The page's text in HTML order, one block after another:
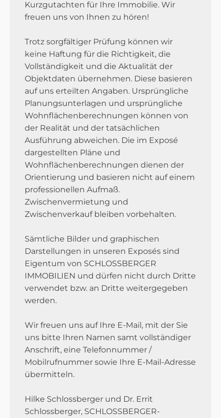
Kurzgutachten für Ihre Immobilie. Wir
freuen uns von Ihnen zu hören!
Trotz sorgfältiger Prüfung können wir
keine Haftung für die Richtigkeit, die
Vollständigkeit und die Aktualität der
Objektdaten übernehmen. Diese basieren
auf uns erteilten Angaben. Ursprüngliche
Planungsunterlagen und ursprüngliche
Wohnflächenberechnungen können von
der Realität und der tatsächlichen
Ausführung abweichen. Die im Exposé
dargestellten Pläne und
Wohnflächenberechnungen dienen der
Orientierung und basieren nicht auf einem
professionellen Aufmaß.
Zwischenvermietung und
Zwischenverkauf bleiben vorbehalten.
Sämtliche Bilder und graphischen
Darstellungen in unseren Exposés sind
Eigentum von SCHLOSSBERGER
IMMOBILIEN und dürfen nicht durch Dritte
verwendet bzw. an Dritte weitergegeben
werden.
Wir freuen uns auf Ihre E-Mail, mit der Sie
uns bitte Ihren Namen samt vollständiger
Anschrift, eine Telefonnummer /
Mobilrufnummer sowie Ihre E-Mail-Adresse
übermitteln.
Hilke Schlossberger und Dr. Errit
Schlossberger, SCHLOSSBERGER-